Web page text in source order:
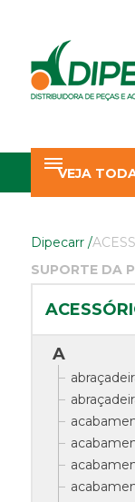
VEJA
Dipecarr /
SUPORTE DA
A